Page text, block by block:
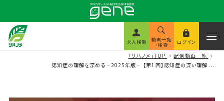
求人検索 動画一覧
・検索 ログイン
「リハノメ」TOP
配信動画一覧
認知症の理解を深める‐2025年版‐ 【第1回】認知症の深い理解 ...